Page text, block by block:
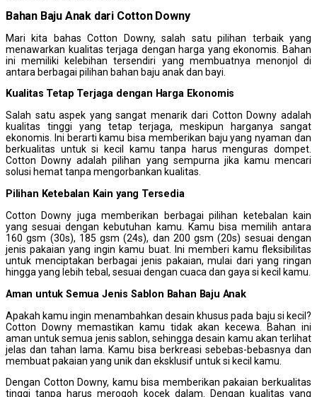
Bahan Baju Anak dari Cotton Downy
Mari kita bahas Cotton Downy, salah satu pilihan terbaik yang
menawarkan kualitas terjaga dengan harga yang ekonomis. Bahan
ini memiliki kelebihan tersendiri yang membuatnya menonjol di
antara berbagai pilihan bahan baju anak dan bayi.
Kualitas Tetap Terjaga dengan Harga Ekonomis
Salah satu aspek yang sangat menarik dari Cotton Downy adalah
kualitas tinggi yang tetap terjaga, meskipun harganya sangat
ekonomis. Ini berarti kamu bisa memberikan baju yang nyaman dan
berkualitas untuk si kecil kamu tanpa harus menguras dompet.
Cotton Downy adalah pilihan yang sempurna jika kamu mencari
solusi hemat tanpa mengorbankan kualitas.
Pilihan Ketebalan Kain yang Tersedia
Cotton Downy juga memberikan berbagai pilihan ketebalan kain
yang sesuai dengan kebutuhan kamu. Kamu bisa memilih antara
160 gsm (30s), 185 gsm (24s), dan 200 gsm (20s) sesuai dengan
jenis pakaian yang ingin kamu buat. Ini memberi kamu fleksibilitas
untuk menciptakan berbagai jenis pakaian, mulai dari yang ringan
hingga yang lebih tebal, sesuai dengan cuaca dan gaya si kecil kamu.
Aman untukSemua Jenis Sablon Bahan Baju Anak
Apakah kamu ingin menambahkan desain khusus pada baju si kecil?
Cotton Downy memastikan kamu tidak akan kecewa. Bahan ini
aman untuk semua jenis sablon, sehingga desain kamu akan terlihat
jelas dan tahan lama. Kamu bisa berkreasi sebebas-bebasnya dan
membuat pakaian yang unik dan eksklusif untuk si kecil kamu.
Dengan Cotton Downy, kamu bisa memberikan pakaian berkualitas
tinggi tanpa harus merogoh kocek dalam. Dengan kualitas yang